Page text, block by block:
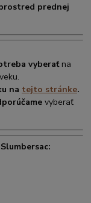
prednej
vyberať na
na tejto stránke.
vyberať